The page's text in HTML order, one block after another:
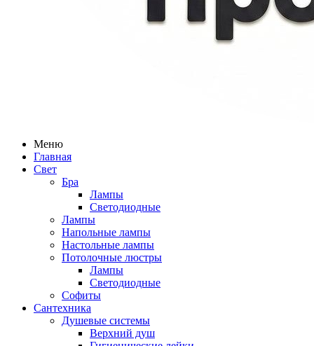
Меню
Главная
Свет
Бра
Лампы
Светодиодные
Лампы
Напольные лампы
Настольные лампы
Потолочные люстры
Лампы
Светодиодные
Софиты
Сантехника
Душевые системы
Верхний душ